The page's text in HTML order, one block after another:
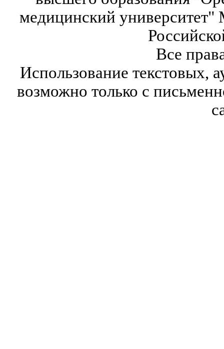
медицинский университет"
Все
Использование текстовых,
возможно только с